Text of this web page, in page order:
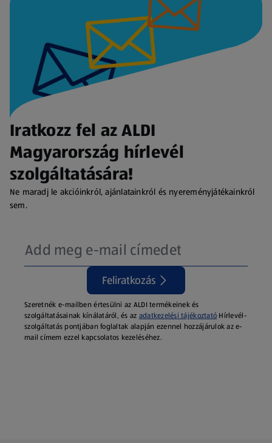
Iratkozz fel az ALDI
Magyarország hírlevél
szolgáltatására!
Ne maradj le akcióinkról, ajánlatainkról és nyereményjátékainkról
sem.
Feliratkozás
Szeretnék e-mailben értesülni az ALDI termékeinek és
szolgáltatásainak kínálatáról, és az adatkezelési tájékoztató Hírlevél-
szolgáltatás pontjában foglaltak alapján ezennel hozzájárulok az e-
mail címem ezzel kapcsolatos kezeléséhez.